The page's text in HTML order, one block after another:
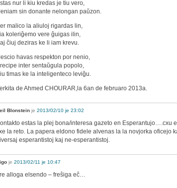
nur li kiu kredas je tiu vero,
sin donante nelongan paŭzon.
malico la aliuloj rigardas lin,
koleriĝemo vere ĝuigas ilin,
ĉiuj deziras ke li iam krevu.
havas respekton por nenio,
inter sentaŭgula popolo,
timas ke la inteligenteco leviĝu.
de Ahmed CHOURAR,la 6an de februaro 2013a.
Blonstein je 2013/02/10 je 23:02
estas la plej bona/interesa gazeto en Esperantujo….cxu
la reto. La papera eldono fidele alvenas la la novjorka oficejo
esperantistoj kaj ne-esperantistoj.
je 2013/02/11 je 10:47
alloga elsendo – freŝiga eĉ…